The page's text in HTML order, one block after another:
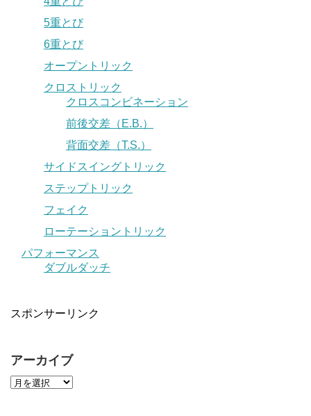
5重とび
6重とび
オープントリック
クロストリック
クロスコンビネーション
前後交差（E.B.）
背面交差（T.S.）
サイドスイングトリック
ステップトリック
フェイク
ローテーショントリック
パフォーマンス
ダブルダッチ
スポンサーリンク
アーカイブ